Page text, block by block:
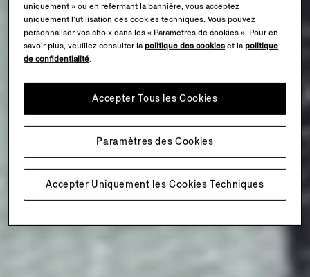
uniquement » ou en refermant la bannière, vous acceptez
uniquement l’utilisation des cookies techniques. Vous pouvez
personnaliser vos choix dans les « Paramètres de cookies ». Pour en
savoir plus, veuillez consulter lapolitique des cookies et lapolitique
de confidentialité.
Accepter Uniquement les Cookies Techniques
Accepter Tous les Cookies
Paramètres des Cookies